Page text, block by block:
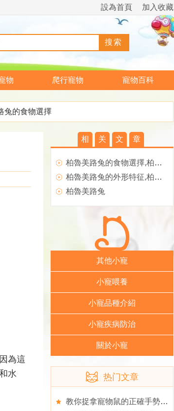
加入收藏
設為首頁
物 爬行寵物 寵物百科
兔的食物選擇
為這
水
相 关 文 章
柏魯美路兔的食物選擇,柏魯美路兔的外形特征
柏魯美路兔的外形特征,柏魯美路兔的品種簡介
柏魯美路兔
其他小寵
小寵喂養
小寵品種介紹
小寵疾病防治
關於小寵
热门文章
教你捉拿寵物鼠的正確手勢,倉鼠的壽命有多久